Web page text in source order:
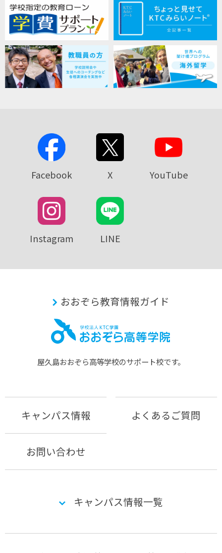
Facebook X YouTube
Instagram LINE
おおぞら教育情報ガイド
屋久島おおぞら⾼等学校のサポート校です。
キャンパス情報 よくあるご質問
お問い合わせ
キャンパス情報一覧